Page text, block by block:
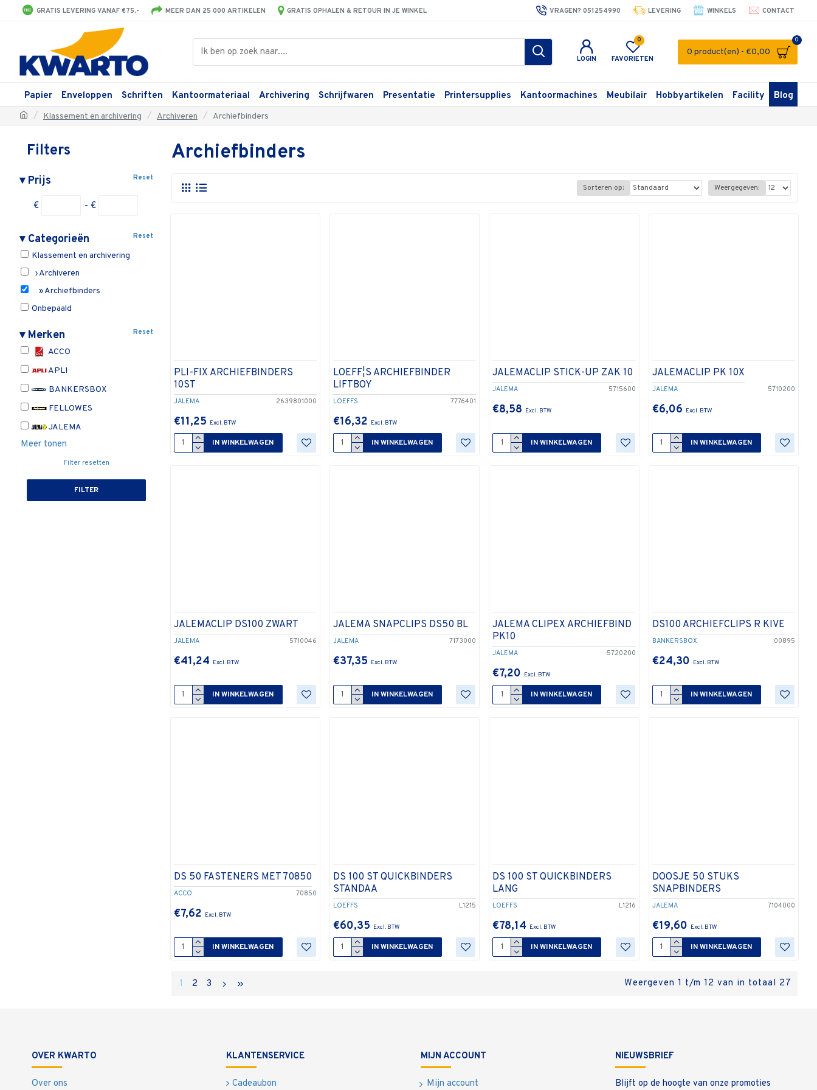
GRATIS LEVERING VANAF €75,- MEER DAN 25 000 ARTIKELEN GRATIS OPHALEN & RETOUR IN JE WINKEL VRAGEN? 051254990 LEVERING WINKELS CONTACT
LOGIN FAVORIETEN
0
0 product(en) - €0,00
0
Papier Enveloppen Schriften Kantoormateriaal Archivering Schrijfwaren Presentatie Printersupplies Kantoormachines Meubilair Hobbyartikelen Facility Blog
Klassement en archivering Archiveren Archiefbinders
Filters
▾Prijs Reset
€ - €
▾Categorieën Reset
Klassement en archivering
› Archiveren
» Archiefbinders
Onbepaald
▾Merken Reset
ACCO
APLI
BANKERSBOX
FELLOWES
JALEMA
Meer tonen
Filter resetten
FILTER
Archiefbinders
Sorteren op: Weergegeven:
JALEMA 2639801000
PLI-FIX ARCHIEFBINDERS
10ST
€11,25
IN WINKELWAGEN
LOEFFS 7776401
LOEFF¦S ARCHIEFBINDER
LIFTBOY
€16,32
IN WINKELWAGEN
JALEMA 5715600
JALEMACLIP STICK-UP ZAK 10
€8,58
IN WINKELWAGEN
JALEMA 5710200
JALEMACLIP PK 10X
€6,06
IN WINKELWAGEN
JALEMA 5710046
JALEMACLIP DS100 ZWART
€41,24
IN WINKELWAGEN
JALEMA 7173000
JALEMA SNAPCLIPS DS50 BL
€37,35
IN WINKELWAGEN
JALEMA 5720200
JALEMA CLIPEX ARCHIEFBIND
PK10
€7,20
IN WINKELWAGEN
BANKERSBOX 00895
DS100 ARCHIEFCLIPS R KIVE
€24,30
IN WINKELWAGEN
ACCO 70850
DS 50 FASTENERS MET 70850
€7,62
IN WINKELWAGEN
LOEFFS L1215
DS 100 ST QUICKBINDERS
STANDAA
€60,35
IN WINKELWAGEN
LOEFFS L1216
DS 100 ST QUICKBINDERS
LANG
€78,14
IN WINKELWAGEN
JALEMA 7104000
DOOSJE 50 STUKS
SNAPBINDERS
€19,60
IN WINKELWAGEN
1 2 3 Weergeven 1 t/m 12 van in totaal 27
OVER KWARTO
Over ons
KLANTENSERVICE
Cadeaubon
MIJN ACCOUNT
Mijn account
NIEUWSBRIEF
Blijft op de hoogte van onze promoties